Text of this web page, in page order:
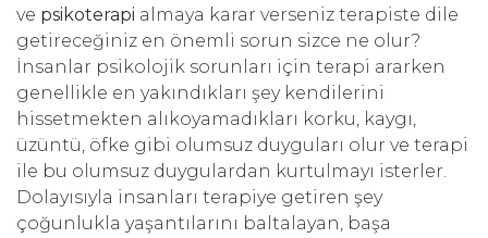
ve psikoterapi almaya karar verseniz terapiste dile
getireceğiniz en önemli sorun sizce ne olur?
İnsanlar psikolojik sorunları için terapi ararken
genellikle en yakındıkları şey kendilerini
hissetmekten alıkoyamadıkları korku, kaygı,
üzüntü, öfke gibi olumsuz duyguları olur ve terapi
ile bu olumsuz duygulardan kurtulmayı isterler.
Dolayısıyla insanları terapiye getiren şey
çoğunlukla yaşantılarını baltalayan, başa